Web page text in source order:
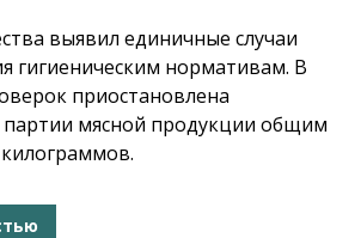
выявил единичные случаи
гигиеническим нормативам. В
приостановлена
партии мясной продукции общим